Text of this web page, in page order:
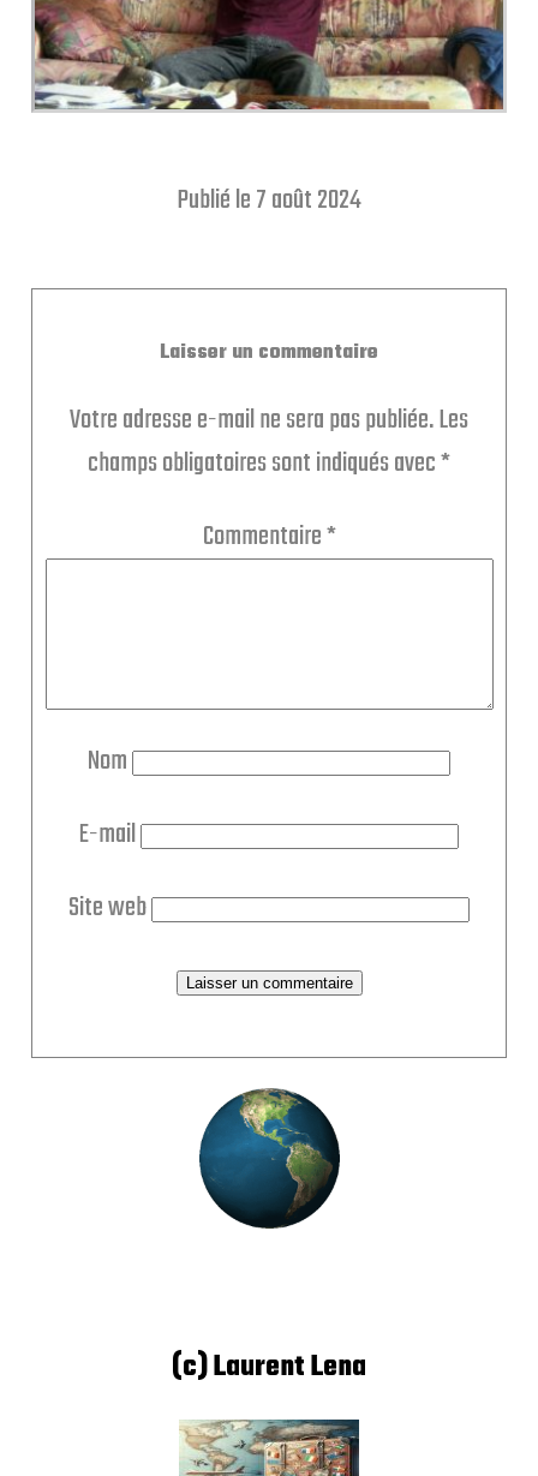
Publié le 7 août 2024
Laisser un commentaire
Votre adresse e-mail ne sera pas publiée.Les
champs obligatoires sont indiqués avec*
Commentaire*
Nom
E-mail
Site web
(c) Laurent Lena